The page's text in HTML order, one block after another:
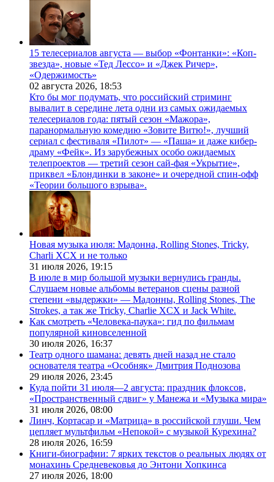
15 телесериалов августа — выбор «Фонтанки»: «Коп-
звезда», новые «Тед Лессо» и «Джек Ричер»,
«Одержимость»
02 августа 2026, 18:53
Кто бы мог подумать, что российский стриминг
вывалит в середине лета одни из самых ожидаемых
телесериалов года: пятый сезон «Мажора»,
паранормальную комедию «Зовите Витю!», лучший
сериал с фестиваля «Пилот» — «Паша» и даже кибер-
драму «Фейк». Из зарубежных особо ожидаемых
телепроектов — третий сезон сай-фая «Укрытие»,
приквел «Блондинки в законе» и очередной спин-офф
«Теории большого взрыва».
Новая музыка июля: Мадонна, Rolling Stones, Tricky,
Charli XCX и не только
31 июля 2026, 19:15
В июле в мир большой музыки вернулись гранды.
Слушаем новые альбомы ветеранов сцены разной
степени «выдержки» — Мадонны, Rolling Stones, The
Strokes, а так же Tricky, Charlie XCX и Jack White.
Как смотреть «Человека-паука»: гид по фильмам
популярной киновселенной
30 июля 2026, 16:37
Театр одного шамана: девять дней назад не стало
основателя театра «Особняк» Дмитрия Поднозова
29 июля 2026, 23:45
Куда пойти 31 июля—2 августа: праздник флоксов,
«Пространственный сдвиг» у Манежа и «Музыка мира»
31 июля 2026, 08:00
Линч, Кортасар и «Матрица» в российской глуши. Чем
цепляет мультфильм «Непокой» с музыкой Курехина?
28 июля 2026, 16:59
Книги-биографии: 7 ярких текстов о реальных людях от
монахинь Средневековья до Энтони Хопкинса
27 июля 2026, 18:00